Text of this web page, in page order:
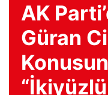
AK
Güran